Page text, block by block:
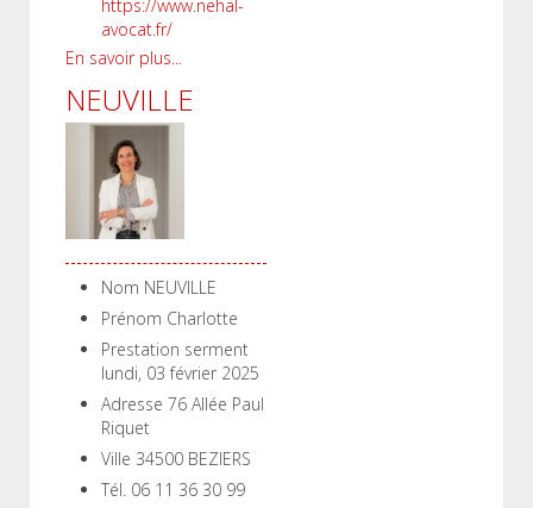
https://www.nehal-
avocat.fr/
En savoir plus...
NEUVILLE
Nom NEUVILLE
Prénom Charlotte
Prestation serment
lundi, 03 février 2025
Adresse 76 Allée Paul
Riquet
Ville 34500 BEZIERS
Tél. 06 11 36 30 99